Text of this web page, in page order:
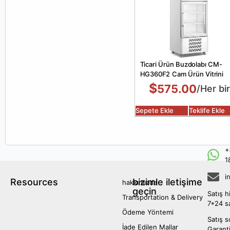
Ticari Ürün Buzdolabı CM-
HG360F2 Cam Ürün Vitrini
$575.00/Her
Sepete Ekle Teklife Ekle
Resources
hakkımızda
Transportation & Delivery
Ödeme Yöntemi
İade Edilen Mallar
bizimle iletişime
geçin
Satış
7*24
Satış